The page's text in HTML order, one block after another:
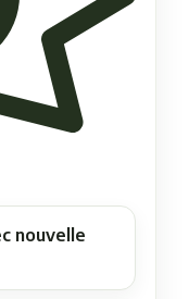
nouvelle